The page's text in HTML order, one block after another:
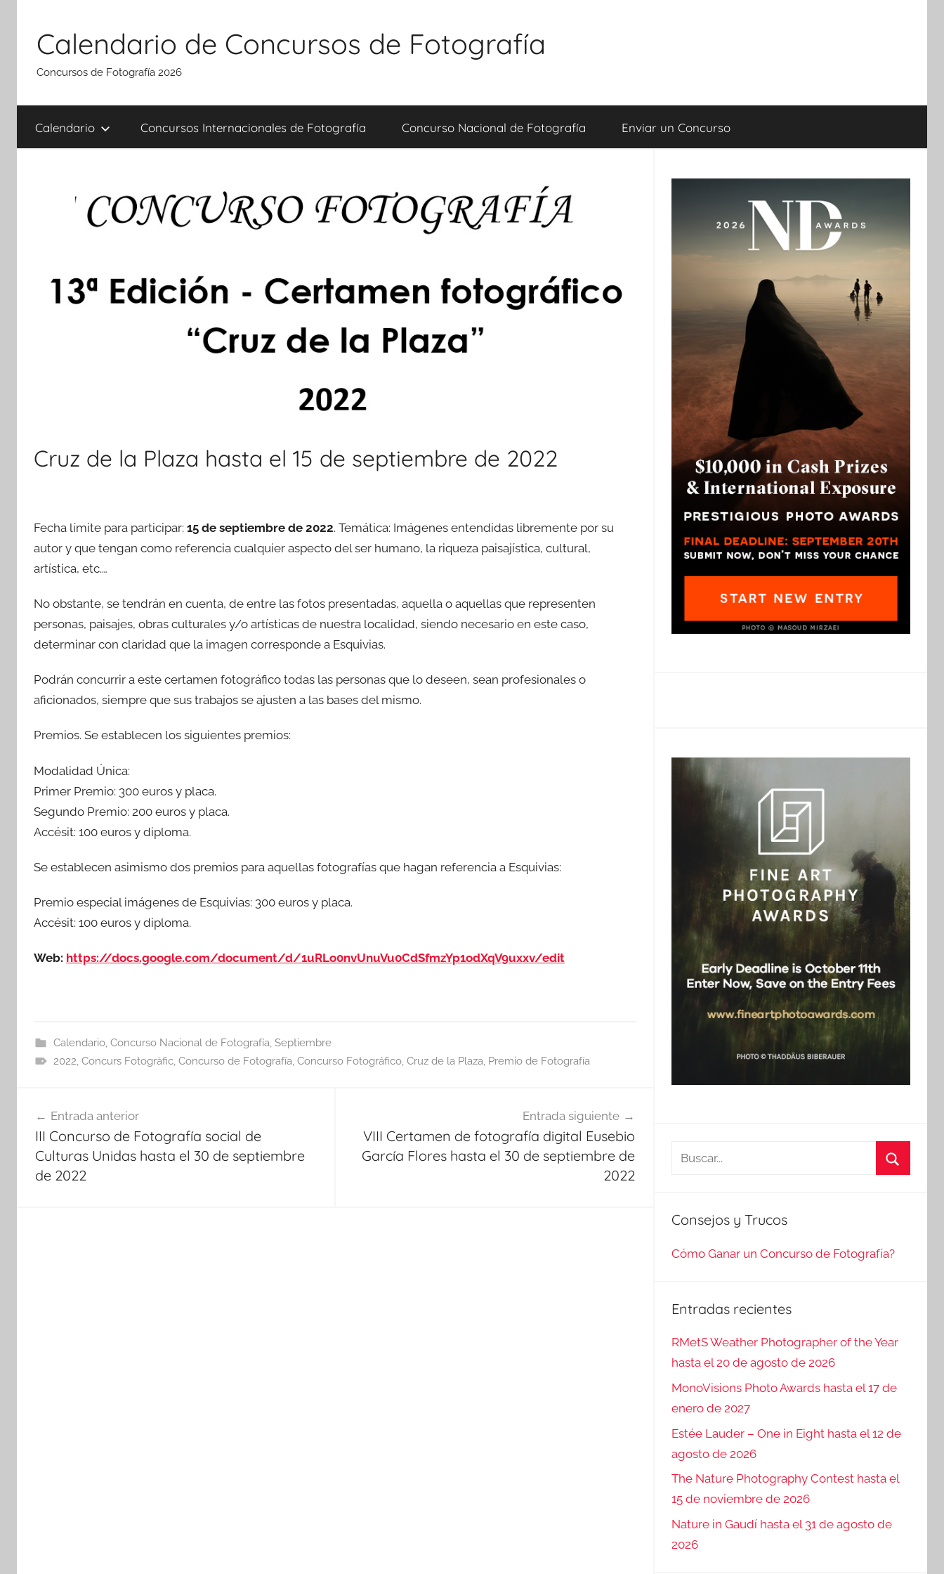
contenido
Calendario de Concursos de Fotografía
Concursos de Fotografía 2026
Calendario Concursos Internacionales de Fotografía Concurso Nacional de Fotografía Enviar un Concurso
Cruz de la Plaza hasta el 15 de septiembre de 2022
Fecha límite para participar: 15 de septiembre de 2022. Temática: Imágenes entendidas libremente por su
autor y que tengan como referencia cualquier aspecto del ser humano, la riqueza paisajística, cultural,
artística, etc.…
No obstante, se tendrán en cuenta, de entre las fotos presentadas, aquella o aquellas que representen
personas, paisajes, obras culturales y/o artísticas de nuestra localidad, siendo necesario en este caso,
determinar con claridad que la imagen corresponde a Esquivias.
Podrán concurrir a este certamen fotográfico todas las personas que lo deseen, sean profesionales o
aficionados, siempre que sus trabajos se ajusten a las bases del mismo.
Premios. Se establecen los siguientes premios:
Modalidad Única:
Primer Premio: 300 euros y placa.
Segundo Premio: 200 euros y placa.
Accésit: 100 euros y diploma.
Se establecen asimismo dos premios para aquellas fotografías que hagan referencia a Esquivias:
Premio especial imágenes de Esquivias: 300 euros y placa.
Accésit: 100 euros y diploma.
Web: https://docs.google.com/document/d/1uRLo0nvUnuVu0CdSfmzYp1odXqV9uxxv/edit
Calendario, Concurso Nacional de Fotografía, Septiembre
2022, Concurs Fotogràfic, Concurso de Fotografía, Concurso Fotográfico, Cruz de la Plaza, Premio de Fotografía
de
entradas
Entrada anterior
III Concurso de Fotografía social de
Culturas Unidas hasta el 30 de septiembre
de 2022
Entrada siguiente
VIII Certamen de fotografía digital Eusebio
García Flores hasta el 30 de septiembre de
2022
Buscar:
Consejos y Trucos
Cómo Ganar un Concurso de Fotografía?
Entradas recientes
RMetS Weather Photographer of the Year
hasta el 20 de agosto de 2026
MonoVisions Photo Awards hasta el 17 de
enero de 2027
Estée Lauder – One in Eight hasta el 12 de
agosto de 2026
The Nature Photography Contest hasta el
15 de noviembre de 2026
Nature in Gaudí hasta el 31 de agosto de
2026